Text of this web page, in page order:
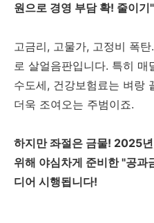
원으로 경영 부담 확! 줄이기"
고금리, 고물가, 고정비 폭
로 살얼음판입니다. 특히 매
수도세, 건강보험료는 벼랑
더욱 조여오는 주범이죠.
하지만 좌절은 금물! 2025
위해 야심차게 준비한 "공과
디어 시행됩니다!